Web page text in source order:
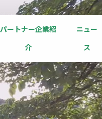
パートナー企業紹
介
ニュー
ス